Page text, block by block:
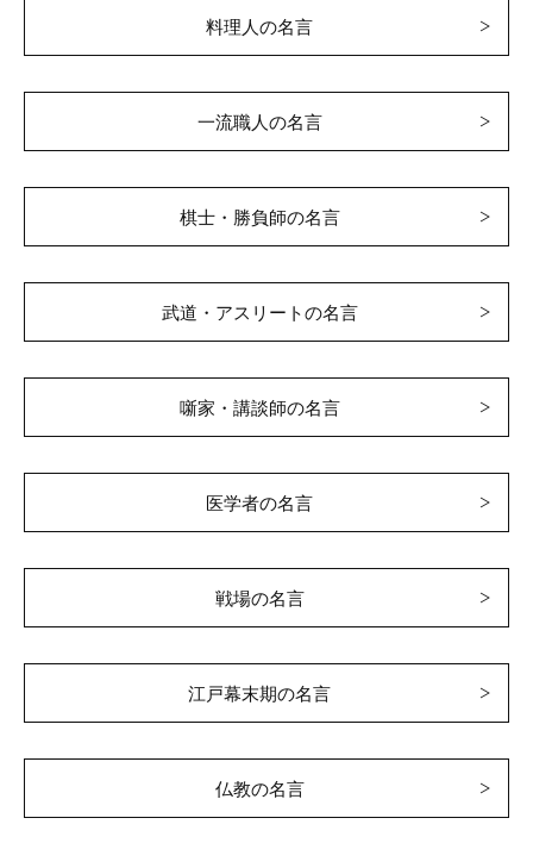
料理人の名言
一流職人の名言
棋士・勝負師の名言
武道・アスリートの名言
噺家・講談師の名言
医学者の名言
戦場の名言
江戸幕末期の名言
仏教の名言